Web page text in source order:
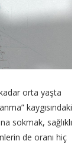
orta yaşta
kaygısındaki
sokmak, sağlıklı
de oranı hiç